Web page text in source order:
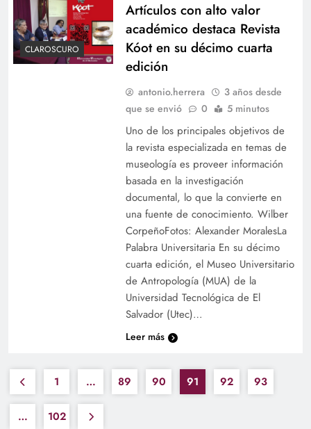
CLAROSCURO
Artículos con alto valor
académico destaca Revista
Kóot en su décimo cuarta
edición
antonio.herrera
3 años desde
que se envió
0 5 minutos
Uno de los principales objetivos de
la revista especializada en temas de
museología es proveer información
basada en la investigación
documental, lo que la convierte en
una fuente de conocimiento. Wilber
CorpeñoFotos: Alexander MoralesLa
Palabra Universitaria En su décimo
cuarta edición, el Museo Universitario
de Antropología (MUA) de la
Universidad Tecnológica de El
Salvador (Utec)…
Leer más
1 … 89 90 91 92 93
… 102